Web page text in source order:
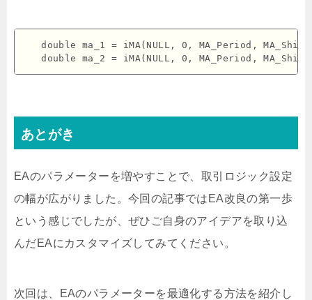
double ma_1 = iMA(NULL, 0, MA_Period,
あとがき
EAのパラメーターを増やすことで、取引ロジック設定
の幅が広がりました。今回の記事ではEA改良の第一歩
という感じでしたが、ぜひご自身のアイデアを取り込
んだEAにカスタマイズしてみてください。
次回は、EAのパラメーターを最適化する方法を紹介し